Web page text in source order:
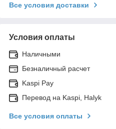
Все условия доставки
Условия оплаты
Наличными
Безналичный расчет
Kaspi Pay
Перевод на Kaspi, Halyk
Все условия оплаты